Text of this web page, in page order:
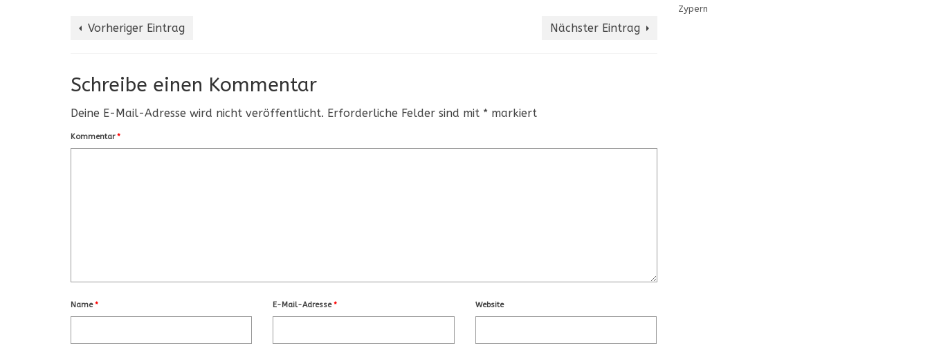
Vorheriger Eintrag Nächster Eintrag
Schreibe einen Kommentar
Deine E-Mail-Adresse wird nicht veröffentlicht. Erforderliche Felder sind mit * markiert
Kommentar*
Name* E-Mail-Adresse* Website
Zypern